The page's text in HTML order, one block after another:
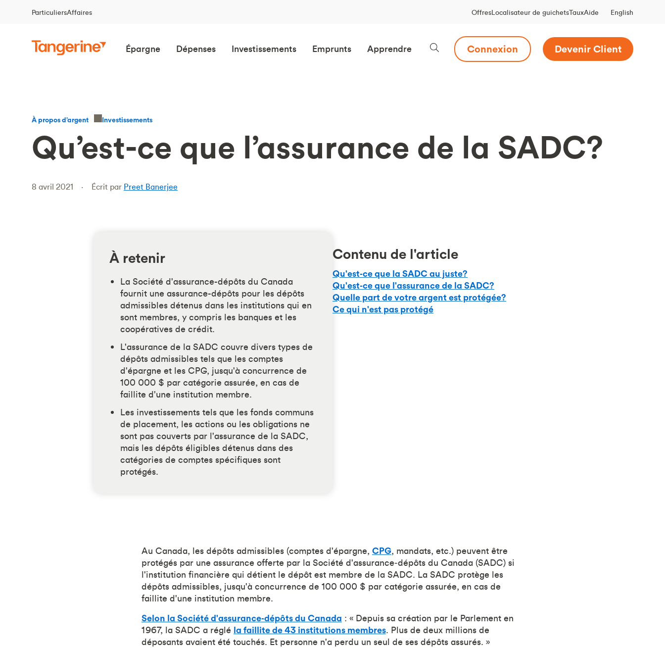
ParticuliersAffaires OffresLocalisateur de guichetsTauxAide English
Épargne Dépenses Investissements Emprunts Apprendre Connexion Devenir Client
À propos d’argent Investissements
Qu’est-ce que l’assurance de la SADC?
8 avril 2021 Écrit par Preet Banerjee
À retenir
La Société d'assurance-dépôts du Canada
fournit une assurance-dépôts pour les dépôts
admissibles détenus dans les institutions qui en
sont membres, y compris les banques et les
coopératives de crédit.
L'assurance de la SADC couvre divers types de
dépôts admissibles tels que les comptes
d'épargne et les CPG, jusqu'à concurrence de
100 000 $ par catégorie assurée, en cas de
faillite d'une institution membre.
Les investissements tels que les fonds communs
de placement, les actions ou les obligations ne
sont pas couverts par l'assurance de la SADC,
mais les dépôts éligibles détenus dans des
catégories de comptes spécifiques sont
protégés.
Contenu de l'article
Qu'est‑ce que la SADC au juste?
Qu'est‑ce que l'assurance de la SADC?
Quelle part de votre argent est protégée?
Ce qui n'est pas protégé
Au Canada, les dépôts admissibles (comptes d'épargne, CPG, mandats, etc.) peuvent être
protégés par une assurance offerte par la Société d'assurance‑dépôts du Canada (SADC) si
l'institution financière qui détient le dépôt est membre de la SADC. La SADC protège les
dépôts admissibles, jusqu'à concurrence de 100 000 $ par catégorie assurée, en cas de
faillite d'une institution membre.
Selon la Société d'assurance‑dépôts du Canada : « Depuis sa création par le Parlement en
1967, la SADC a réglé la faillite de 43 institutions membres. Plus de deux millions de
déposants avaient été touchés. Et personne n'a perdu un seul de ses dépôts assurés. »